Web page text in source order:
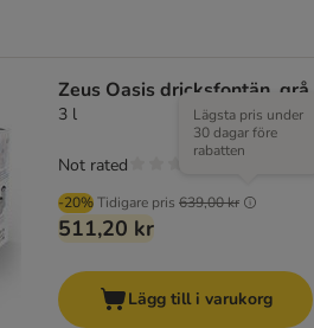
Zeus Oasis dricksfontän, grå
3 l
-20%Tidigare pris 639,00 kr
Lägsta pris under
30 dagar före
rabatten
511,20 kr
Not rated
Lägg till i varukorg